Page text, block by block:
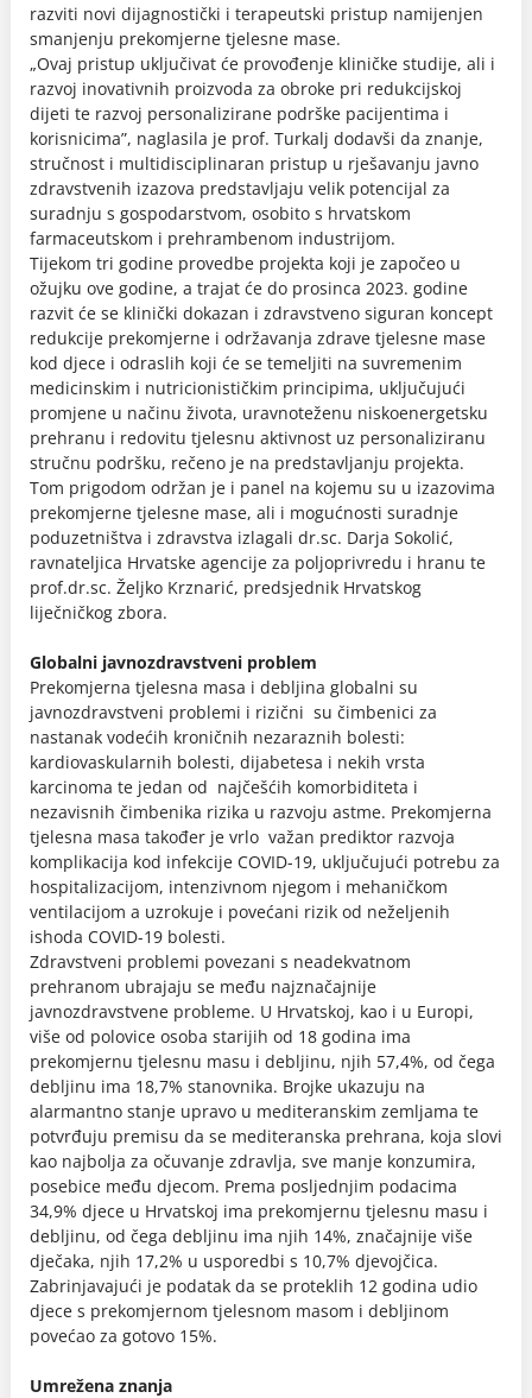
razviti novi dijagnostički i terapeutski pristup namijenjen
smanjenju prekomjerne tjelesne mase.
„Ovaj pristup uključivat će provođenje kliničke studije, ali i
razvoj inovativnih proizvoda za obroke pri redukcijskoj
dijeti te razvoj personalizirane podrške pacijentima i
korisnicima”, naglasila je prof. Turkalj dodavši da znanje,
stručnost i multidisciplinaran pristup u rješavanju javno
zdravstvenih izazova predstavljaju velik potencijal za
suradnju s gospodarstvom, osobito s hrvatskom
farmaceutskom i prehrambenom industrijom.
Tijekom tri godine provedbe projekta koji je započeo u
ožujku ove godine, a trajat će do prosinca 2023. godine
razvit će se klinički dokazan i zdravstveno siguran koncept
redukcije prekomjerne i održavanja zdrave tjelesne mase
kod djece i odraslih koji će se temeljiti na suvremenim
medicinskim i nutricionističkim principima, uključujući
promjene u načinu života, uravnoteženu niskoenergetsku
prehranu i redovitu tjelesnu aktivnost uz personaliziranu
stručnu podršku, rečeno je na predstavljanju projekta.
Tom prigodom održan je i panel na kojemu su u izazovima
prekomjerne tjelesne mase, ali i mogućnosti suradnje
poduzetništva i zdravstva izlagali dr.sc. Darja Sokolić,
ravnateljica Hrvatske agencije za poljoprivredu i hranu te
prof.dr.sc. Željko Krznarić, predsjednik Hrvatskog
liječničkog zbora.
Globalni javnozdravstveni problem
Prekomjerna tjelesna masa i debljina globalni su
javnozdravstveni problemi i rizični su čimbenici za
nastanak vodećih kroničnih nezaraznih bolesti:
kardiovaskularnih bolesti, dijabetesa i nekih vrsta
karcinoma te jedan od najčešćih komorbiditeta i
nezavisnih čimbenika rizika u razvoju astme. Prekomjerna
tjelesna masa također je vrlo važan prediktor razvoja
komplikacija kod infekcije COVID-19, uključujući potrebu za
hospitalizacijom, intenzivnom njegom i mehaničkom
ventilacijom a uzrokuje i povećani rizik od neželjenih
ishoda COVID-19 bolesti.
Zdravstveni problemi povezani s neadekvatnom
prehranom ubrajaju se među najznačajnije
javnozdravstvene probleme. U Hrvatskoj, kao i u Europi,
više od polovice osoba starijih od 18 godina ima
prekomjernu tjelesnu masu i debljinu, njih 57,4%, od čega
debljinu ima 18,7% stanovnika. Brojke ukazuju na
alarmantno stanje upravo u mediteranskim zemljama te
potvrđuju premisu da se mediteranska prehrana, koja slovi
kao najbolja za očuvanje zdravlja, sve manje konzumira,
posebice među djecom. Prema posljednjim podacima
34,9% djece u Hrvatskoj ima prekomjernu tjelesnu masu i
debljinu, od čega debljinu ima njih 14%, značajnije više
dječaka, njih 17,2% u usporedbi s 10,7% djevojčica.
Zabrinjavajući je podatak da se proteklih 12 godina udio
djece s prekomjernom tjelesnom masom i debljinom
povećao za gotovo 15%.
Umrežena znanja